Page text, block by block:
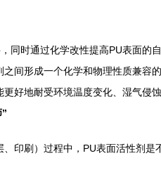
时通过化学改性提高PU表面的自
间形成一个化学和物理性质兼容
好地耐受环境温度变化、湿气侵
印刷）过程中，PU表面活性剂是